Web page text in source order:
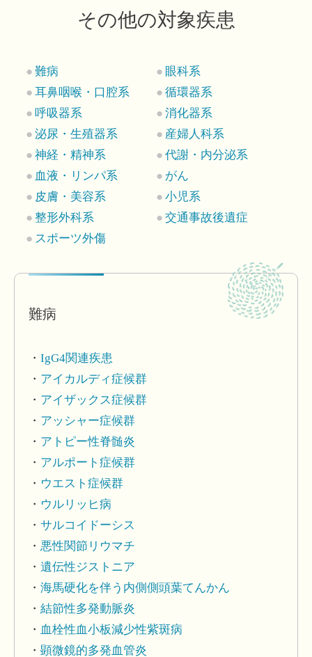
その他の対象疾患
難病
眼科系
耳鼻咽喉・口腔系
循環器系
呼吸器系
消化器系
泌尿・生殖器系
産婦人科系
神経・精神系
代謝・内分泌系
血液・リンパ系
がん
皮膚・美容系
小児系
整形外科系
交通事故後遺症
スポーツ外傷
難病
IgG4関連疾患
アイカルディ症候群
アイザックス症候群
アッシャー症候群
アトピー性脊髄炎
アルポート症候群
ウエスト症候群
ウルリッヒ病
サルコイドーシス
悪性関節リウマチ
遺伝性ジストニア
海馬硬化を伴う内側側頭葉てんかん
結節性多発動脈炎
血栓性血小板減少性紫斑病
顕微鏡的多発血管炎